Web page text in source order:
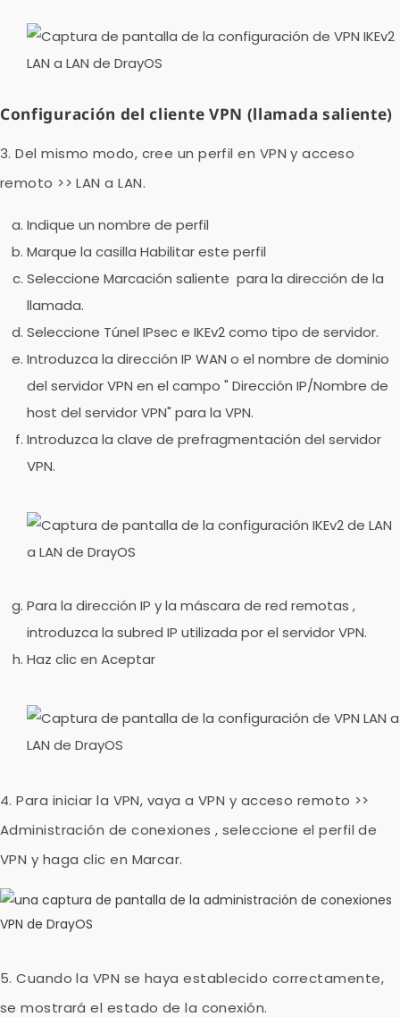
Configuración del cliente VPN (llamada saliente)
3. Del mismo modo, cree un perfil en VPN y acceso
remoto >> LAN a LAN.
Indique un nombre de perfil
Marque la casilla Habilitar este perfil
Seleccione Marcación saliente para la dirección de la
llamada.
Seleccione Túnel IPsece IKEv2como tipo de servidor.
Introduzca la dirección IP WAN o el nombre de dominio
del servidor VPN en el campo " Dirección IP/Nombre de
host del servidor VPN" para la VPN.
Introduzca la clave de prefragmentación del servidor
VPN.
Para la dirección IP yla máscara de red remotas ,
introduzca la subred IP utilizada por el servidor VPN.
Haz clic en Aceptar
4. Para iniciar la VPN, vaya a VPN y acceso remoto >>
Administración de conexiones , seleccione el perfil de
VPN y haga clic en Marcar.
5. Cuando la VPN se haya establecido correctamente,
se mostrará el estado de la conexión.